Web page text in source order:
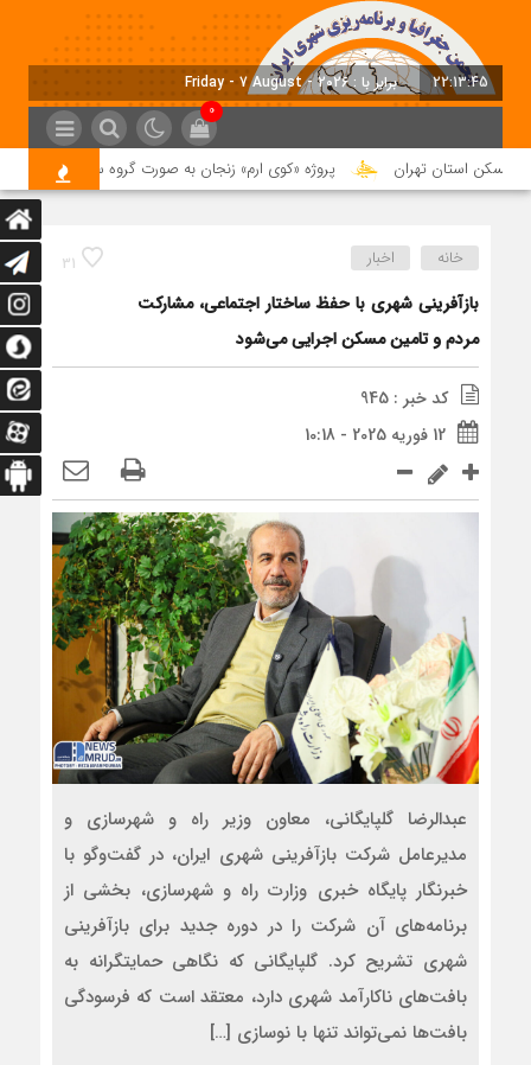
22:13:46 برابر با : Friday - 7 August - 2026
0
استان تهران پروژه «کوی ارم» زنجان به صورت گروه ساخت اجرا می‌شود
31 خانه اخبار
بازآفرینی شهری با حفظ ساختار اجتماعی، مشارکت
مردم و تامین مسکن اجرایی می‌شود
کد خبر : 945
12 فوریه 2025 - 10:18
عبدالرضا گلپایگانی، معاون وزیر راه و شهرسازی و
مدیرعامل شرکت بازآفرینی شهری ایران، در گفت‌وگو با
خبرنگار پایگاه خبری وزارت راه و شهرسازی، بخشی از
برنامه‌های آن شرکت را در دوره جدید برای بازآفرینی
شهری تشریح کرد. گلپایگانی که نگاهی حمایتگرانه به
بافت‌های ناکارآمد شهری دارد، معتقد است که فرسودگی
بافت‌ها نمی‌تواند تنها با نوسازی […]